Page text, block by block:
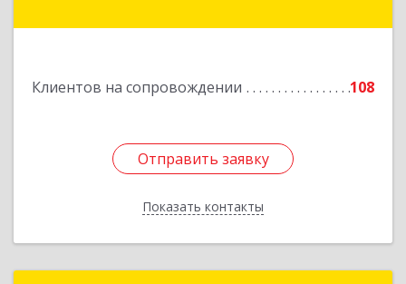
Клиентов на сопровождении 108
Отправить заявку
Показать контакты
Отправить заявку
Назад